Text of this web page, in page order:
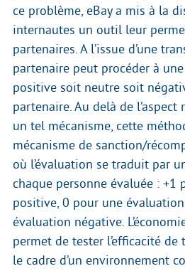
ce problème, eBay a mis à la
internautes un outil leur
partenaires. A l’issue d’une
partenaire peut procéder à
positive soit neutre soit
partenaire. Au delà de
un tel mécanisme, cette
mécanisme de sanction/
où l’évaluation se traduit par
chaque personne évaluée : +1
positive, 0 pour une
évaluation négative.
permet de tester l’efficacité de
le cadre d’un environnement